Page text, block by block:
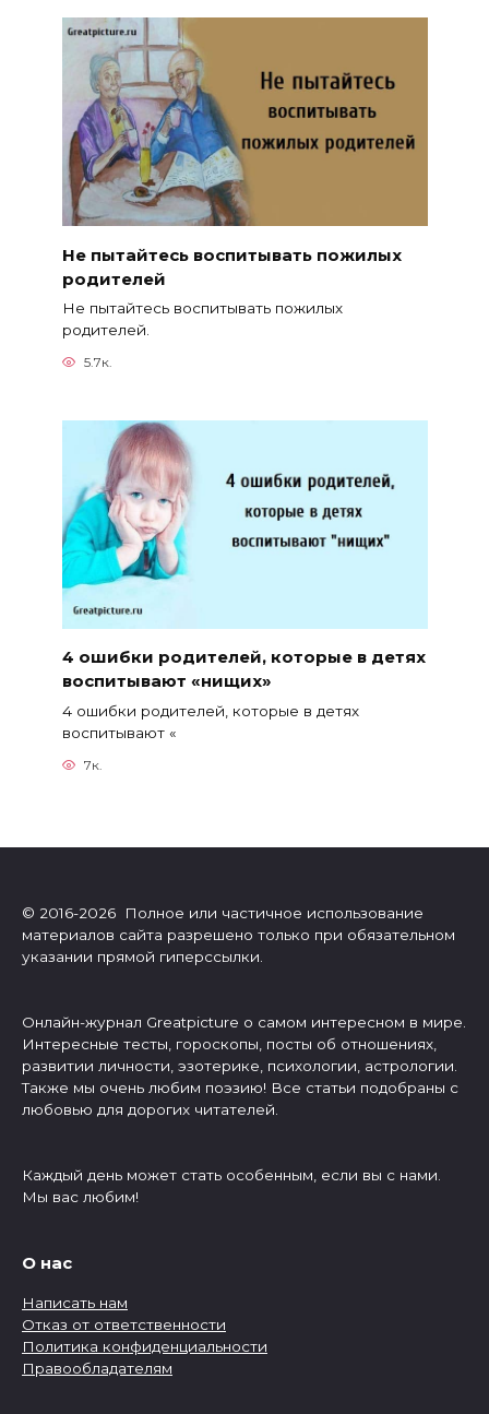
Не пытайтесь воспитывать пожилых
родителей
Не пытайтесь воспитывать пожилых
родителей.
5.7к.
4 ошибки родителей, которые в детях
воспитывают «нищих»
4 ошибки родителей, которые в детях
воспитывают «
7к.
© 2016-2026 Полное или частичное использование
материалов сайта разрешено только при обязательном
указании прямой гиперссылки.
Онлайн-журнал Greatpicture о самом интересном в мире.
Интересные тесты, гороскопы, посты об отношениях,
развитии личности, эзотерике, психологии, астрологии.
Также мы очень любим поэзию! Все статьи подобраны с
любовью для дорогих читателей.
Каждый день может стать особенным, если вы с нами.
Мы вас любим!
О нас
Написать нам
Отказ от ответственности
Политика конфиденциальности
Правообладателям